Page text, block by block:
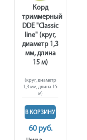
Корд
триммерный
DDE "Classic
line" (круг,
диаметр 1,3
мм, длина
15 м)
(круг, диаметр
1,3 мм, длина 15
м)
В КОРЗИНУ
60 руб.